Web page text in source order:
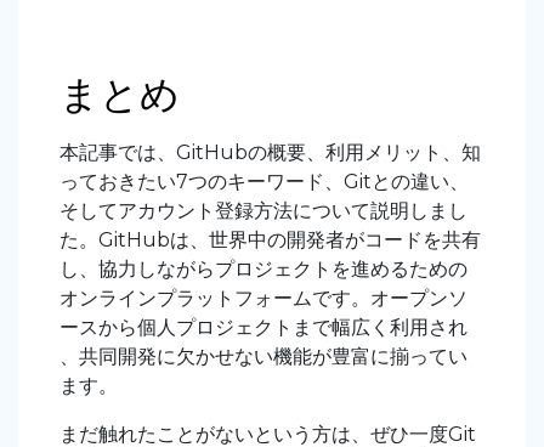
まとめ
本記事では、GitHubの概要、利用メリット、知
っておきたい7つのキーワード、Gitとの違い、
そしてアカウント登録方法について説明しまし
た。GitHubは、世界中の開発者がコードを共有
し、協力しながらプロジェクトを進めるための
オンラインプラットフォームです。オープンソ
ースから個人プロジェクトまで幅広く利用され
、共同開発に欠かせない機能が豊富に揃ってい
ます。
まだ触れたことがないという方は、ぜひ一度Git